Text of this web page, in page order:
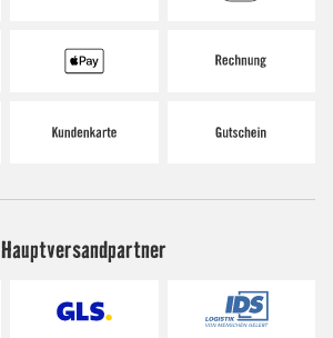
Hauptversandpartner